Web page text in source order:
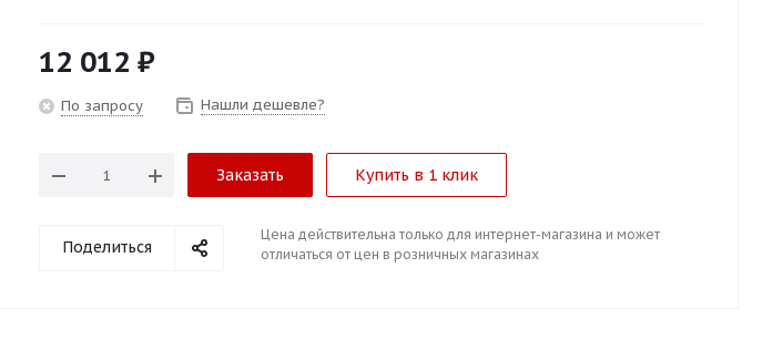
12 012 ₽
По запросу Нашли дешевле?
Заказать Купить в 1 клик
Поделиться
Цена действительна только для интернет-магазина и может
отличаться от цен в розничных магазинах